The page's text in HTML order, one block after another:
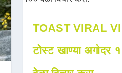
TOAST VIRAL
टोस्ट खाण्या अगोदर